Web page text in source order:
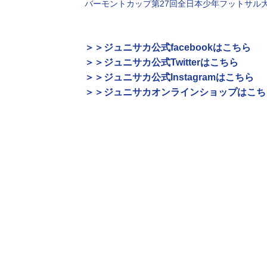
バーモントカップ第27回全日本少年フットサル
＞＞ジュニサカ公式facebookはこちら
＞＞ジュニサカ公式Twitterはこちら
＞＞ジュニサカ公式Instagramはこちら
＞＞ジュニサカオンラインショップはこ